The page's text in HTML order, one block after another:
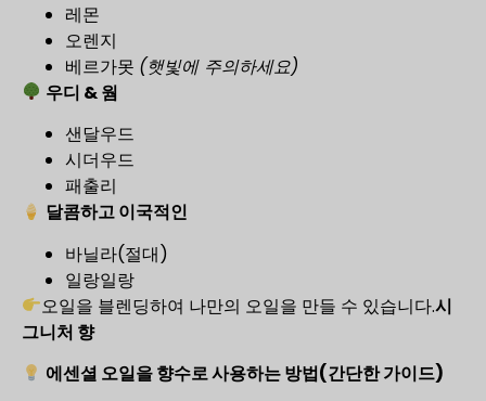
레몬
오렌지
베르가못 (햇빛에 주의하세요)
우디 & 웜
샌달우드
시더우드
패출리
달콤하고 이국적인
바닐라(절대)
일랑일랑
오일을 블렌딩하여 나만의 오일을 만들 수 있습니다.시
그니처 향
에센셜 오일을 향수로 사용하는 방법(간단한 가이드)